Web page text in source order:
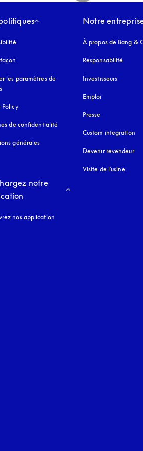
s’ouvre dans un nouvel onglet
s’ouvre dans un nouvel onglet
les paramètres de
Policys’ouvre dans un nouvel onglet
de confidentialité
générales
Notre
À propos de Bang &
Responsabilité
Investisseurs
Emploi
Presse
Custom integration
Devenir revendeur
Visite de l'usine
notre
nos application